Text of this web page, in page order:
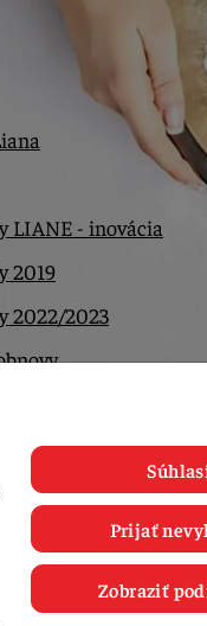
LIANE - inovácia
2019
2022/2023
Prijať
Zobraziť